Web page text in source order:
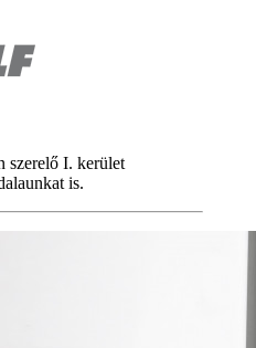
szerelő I. kerület
is.